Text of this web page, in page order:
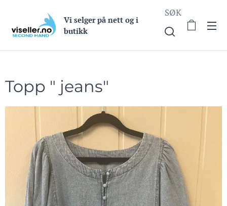
Vi selger på nett og i
butikk
SØK
Topp " jeans"